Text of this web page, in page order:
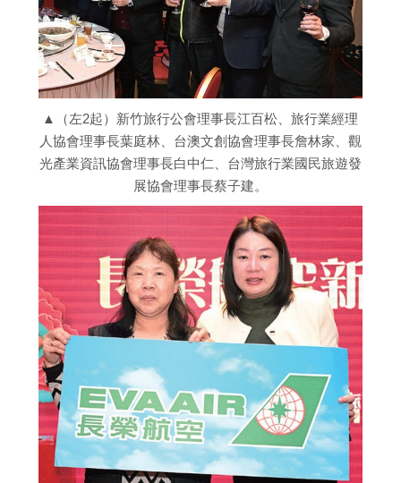
▲（左2起）新竹旅行公會理事長江百松、旅行業經理
人協會理事長葉庭林、台澳文創協會理事長詹林家、觀
光產業資訊協會理事長白中仁、台灣旅行業國民旅遊發
展協會理事長蔡子建。